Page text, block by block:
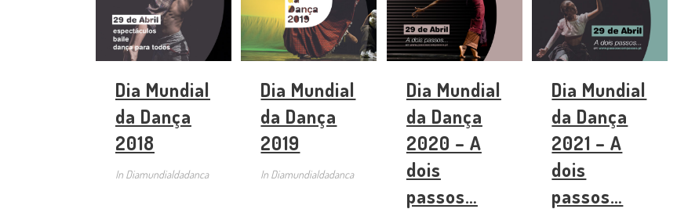
Dia Mundial
da Dança
2018
In Diamundialdadanca
Dia Mundial
da Dança
2019
In Diamundialdadanca
Dia Mundial
da Dança
2020 – A
dois
passos…
Dia Mundial
da Dança
2021 – A
dois
passos…